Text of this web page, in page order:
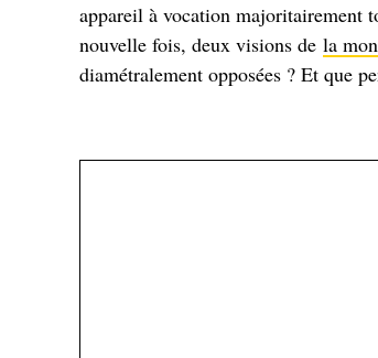
appareil à vocation majoritairement
nouvelle fois, deux visions de la
diamétralement opposées ? Et que
1. Un ascenseur
localité en montagne (station de
téléporté, un téléphérique ou un
an avant les Jeux olympiques